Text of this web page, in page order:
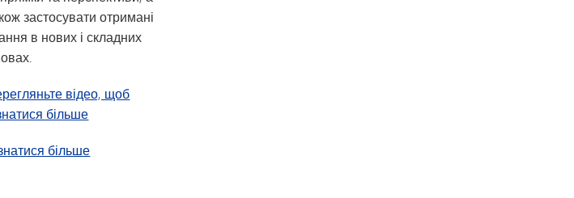
застосувати отримані
в нових і складних
відео, щоб
більше
більшепро наукові дослідження II